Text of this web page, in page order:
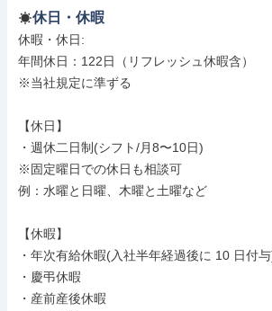
休日・休暇
休暇・休日:
年間休日：122日（リフレッシュ休暇含）
※当社規定に準ずる
【休日】
・週休二日制(シフト/月8〜10日)
※固定曜日での休日も相談可
例：水曜と日曜、木曜と土曜など
【休暇】
・年次有給休暇(入社半年経過後に 10 日付
・慶弔休暇
・産前産後休暇